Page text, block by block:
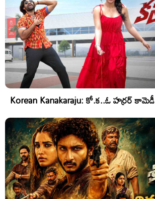
Korean Kanakaraju: కో.క..ఓ హర్రర్ కామెడీ